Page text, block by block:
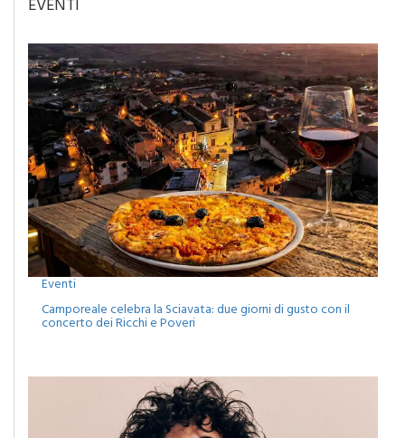
Eventi
Camporeale celebra la Sciavata: due giorni di gusto con il